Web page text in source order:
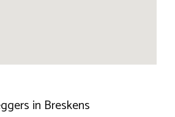
in Breskens